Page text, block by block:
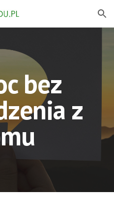
Skip to navigation
bez
z